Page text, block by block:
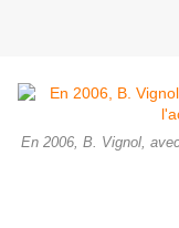
En 2006, B. Vignol,